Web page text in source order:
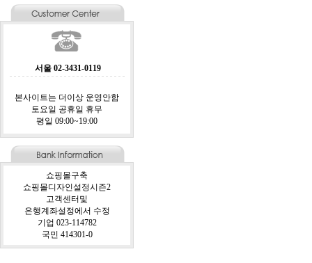
서울 02-3431-0119
본사이트는 더이상 운영안함
토요일 공휴일 휴무
평일 09:00~19:00
쇼핑몰구축
쇼핑몰디자인설정시즌2
고객센터및
은행계좌설정에서 수정
기업 023-114782
국민 414301-0